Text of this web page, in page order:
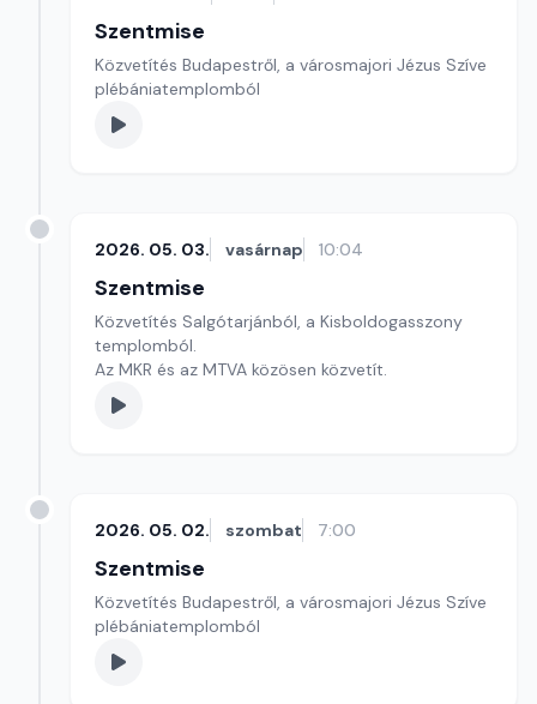
Szentmise
Közvetítés Budapestről, a városmajori Jézus Szíve
plébániatemplomból
2026. 05. 03. vasárnap 10:04
Szentmise
Közvetítés Salgótarjánból, a Kisboldogasszony
templomból.
Az MKR és az MTVA közösen közvetít.
2026. 05. 02. szombat 7:00
Szentmise
Közvetítés Budapestről, a városmajori Jézus Szíve
plébániatemplomból